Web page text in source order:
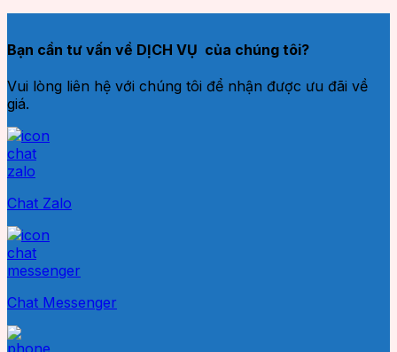
Bạn cần tư vấn về DỊCH VỤ của chúng tôi?
Vui lòng liên hệ với chúng tôi để nhận được ưu đãi về
giá.
Chat Zalo
Chat Messenger